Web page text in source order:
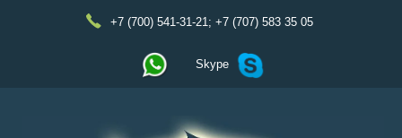
+7 (700) 541-31-21; +7 (707) 583 35 05
Skype